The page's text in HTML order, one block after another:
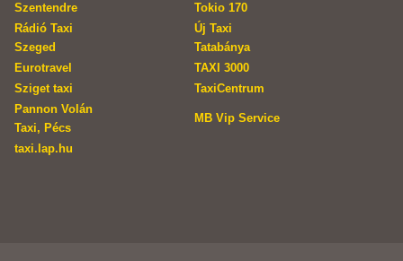
Szentendre
Tokio 170
Rádió Taxi
Szeged
Új Taxi
Tatabánya
Eurotravel
TAXI 3000
Sziget taxi
TaxiCentrum
Pannon Volán
Taxi, Pécs
MB Vip Service
taxi.lap.hu